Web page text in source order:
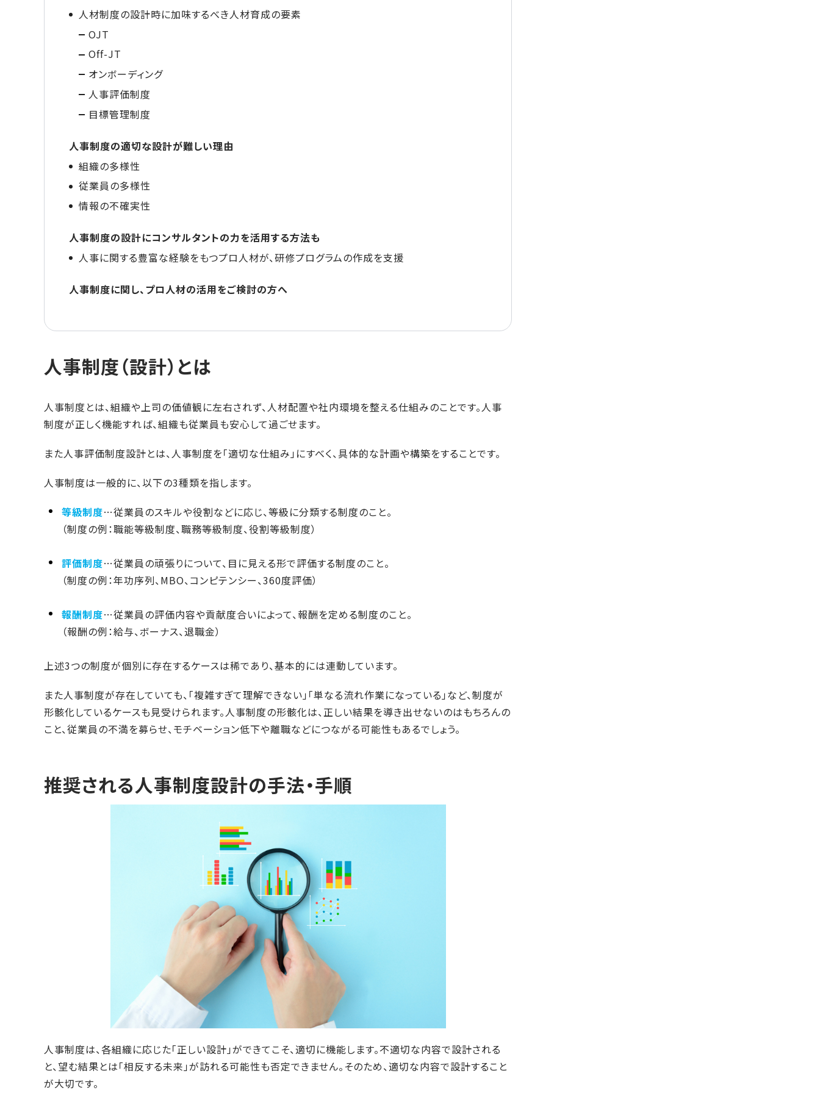
人材制度の設計時に加味するべき人材育成の要素
OJT
Off-JT
オンボーディング
人事評価制度
目標管理制度
人事制度の適切な設計が難しい理由
組織の多様性
従業員の多様性
情報の不確実性
人事制度の設計にコンサルタントの力を活用する方法も
人事に関する豊富な経験をもつプロ人材が、研修プログラムの作成を支援
人事制度に関し、プロ人材の活用をご検討の方へ
人事制度（設計）とは
人事制度とは、組織や上司の価値観に左右されず、人材配置や社内環境を整える仕組みのことです。人事
制度が正しく機能すれば、組織も従業員も安心して過ごせます。
また人事評価制度設計とは、人事制度を「適切な仕組み」にすべく、具体的な計画や構築をすることです。
人事制度は一般的に、以下の3種類を指します。
等級制度…従業員のスキルや役割などに応じ、等級に分類する制度のこと。
（制度の例：職能等級制度、職務等級制度、役割等級制度）
評価制度…従業員の頑張りについて、目に見える形で評価する制度のこと。
（制度の例：年功序列、MBO、コンピテンシー、360度評価）
報酬制度…従業員の評価内容や貢献度合いによって、報酬を定める制度のこと。
（報酬の例：給与、ボーナス、退職金）
上述3つの制度が個別に存在するケースは稀であり、基本的には連動しています。
また人事制度が存在していても、「複雑すぎて理解できない」「単なる流れ作業になっている」など、制度が
形骸化しているケースも見受けられます。人事制度の形骸化は、正しい結果を導き出せないのはもちろんの
こと、従業員の不満を募らせ、モチベーション低下や離職などにつながる可能性もあるでしょう。
推奨される人事制度設計の手法・手順
人事制度は、各組織に応じた「正しい設計」ができてこそ、適切に機能します。不適切な内容で設計される
と、望む結果とは「相反する未来」が訪れる可能性も否定できません。そのため、適切な内容で設計すること
が大切です。